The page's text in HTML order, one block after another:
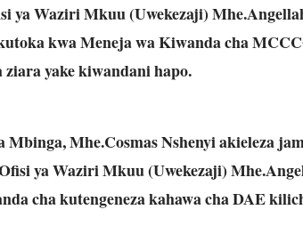
ya Waziri Mkuu (Uwekezaji)
kwa Meneja wa Kiwanda cha
yake kiwandani hapo.
Mbinga, Mhe.Cosmas Nshenyi akieleza
ya Waziri Mkuu (Uwekezaji)
cha kutengeneza kahawa cha DAE